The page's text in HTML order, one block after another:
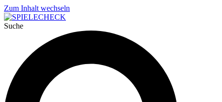
Zum Inhalt wechseln
Suche